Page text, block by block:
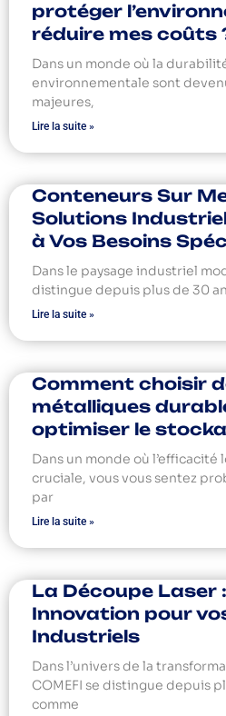
protéger
réduire mes coûts
Dans un monde où la
environnementale sont
majeures,
Lire la suite »
Conteneurs Sur
Solutions
à Vos Besoins
Dans le paysage industriel
distingue depuis plus de 30
Lire la suite »
Comment choisir
métalliques
optimiser le
Dans un monde où
cruciale, vous vous sentez
par
Lire la suite »
La Découpe Laser
Innovation pour
Industriels
Dans l’univers de la
COMEFI se distingue depuis
comme